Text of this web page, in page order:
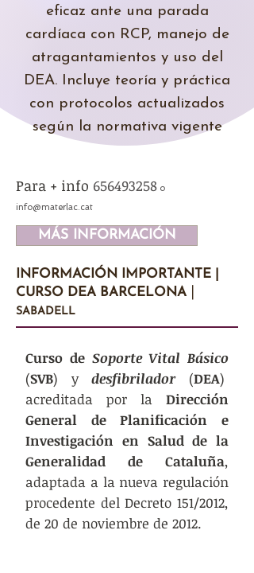
eficaz ante una parada
cardíaca con RCP, manejo de
atragantamientos y uso del
DEA. Incluye teoría y práctica
con protocolos actualizados
según la normativa vigente
Para + info 656493258 o
info@materlac.cat
MÁS INFORMACIÓN
INFORMACIÓN IMPORTANTE |
CURSO DEA BARCELONA |
SABADELL
Curso deSoporte Vital Básico
(SVB) ydesfibrilador(DEA)
acreditada por la Dirección
General de Planificación e
Investigación en Salud de la
Generalidad de Cataluña,
adaptada a la nueva regulación
procedente del Decreto 151/2012,
de 20 de noviembre de 2012.